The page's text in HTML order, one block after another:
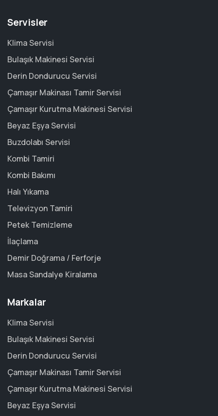
Servisler
Klima Servisi
Bulaşık Makinesi Servisi
Derin Dondurucu Servisi
Çamaşır Makinası Tamir Servisi
Çamaşır Kurutma Makinesi Servisi
Beyaz Eşya Servisi
Buzdolabı Servisi
Kombi Tamiri
Kombi Bakımı
Halı Yıkama
Televizyon Tamiri
Petek Temizleme
İlaçlama
Demir Doğrama / Ferforje
Masa Sandalye Kiralama
Markalar
Klima Servisi
Bulaşık Makinesi Servisi
Derin Dondurucu Servisi
Çamaşır Makinası Tamir Servisi
Çamaşır Kurutma Makinesi Servisi
Beyaz Eşya Servisi